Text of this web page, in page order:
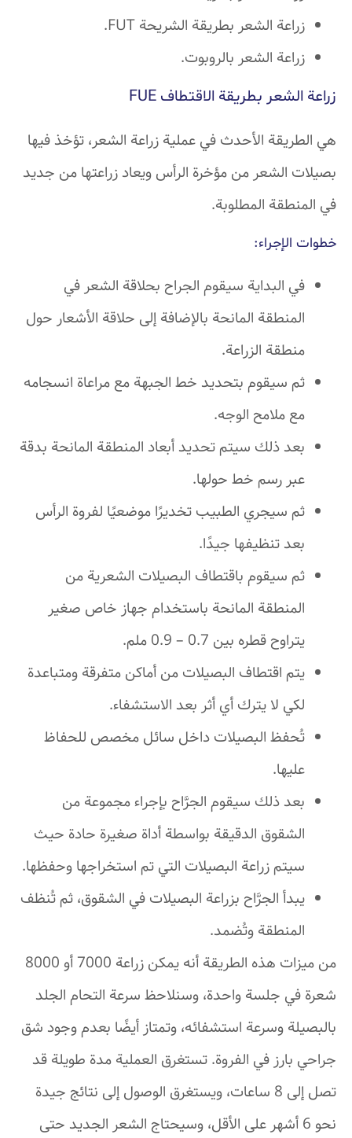
زراعة الشعر بطريقة الشريحة FUT.
زراعة الشعر بالروبوت.
زراعة الشعر بطريقة الاقتطاف FUE
هي الطريقة الأحدث في عملية زراعة الشعر، تؤخذ فيها
بصيلات الشعر من مؤخرة الرأس ويعاد زراعتها من جديد
في المنطقة المطلوبة.
خطوات الإجراء:
في البداية سيقوم الجراح بحلاقة الشعر في
المنطقة المانحة بالإضافة إلى حلاقة الأشعار حول
منطقة الزراعة.
ثم سيقوم بتحديد خط الجبهة مع مراعاة انسجامه
مع ملامح الوجه.
بعد ذلك سيتم تحديد أبعاد المنطقة المانحة بدقة
عبر رسم خط حولها.
ثم سيجري الطبيب تخديرًا موضعيًا لفروة الرأس
بعد تنظيفها جيدًا.
ثم سيقوم باقتطاف البصيلات الشعرية من
المنطقة المانحة باستخدام جهاز خاص صغير
يتراوح قطره بين 0.7 – 0.9 ملم.
يتم اقتطاف البصيلات من أماكن متفرقة ومتباعدة
لكي لا يترك أي أثر بعد الاستشفاء.
تُحفظ البصيلات داخل سائل مخصص للحفاظ
عليها.
بعد ذلك سيقوم الجرَّاح بإجراء مجموعة من
الشقوق الدقيقة بواسطة أداة صغيرة حادة حيث
سيتم زراعة البصيلات التي تم استخراجها وحفظها.
يبدأ الجرَّاح بزراعة البصيلات في الشقوق، ثم تُنظف
المنطقة وتُضمد.
من ميزات هذه الطريقة أنه يمكن زراعة 7000 أو 8000
شعرة في جلسة واحدة، وسنلاحظ سرعة التحام الجلد
بالبصيلة وسرعة استشفائه، وتمتاز أيضًا بعدم وجود شق
جراحي بارز في الفروة. تستغرق العملية مدة طويلة قد
تصل إلى 8 ساعات، ويستغرق الوصول إلى نتائج جيدة
نحو 6 أشهر على الأقل، وسيحتاج الشعر الجديد حتى